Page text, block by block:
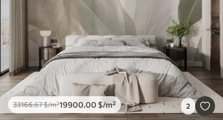
33166.67$/m²19900.00 $/m² 2